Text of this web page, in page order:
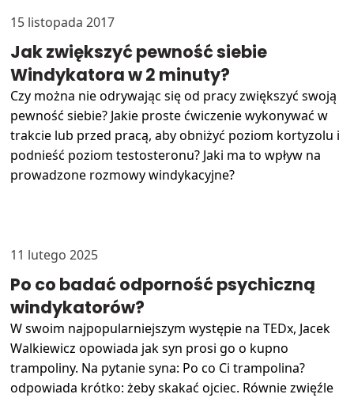
15 listopada 2017
Jak zwiększyć pewność siebie
Windykatora w 2 minuty?
Czy można nie odrywając się od pracy zwiększyć swoją
pewność siebie? Jakie proste ćwiczenie wykonywać w
trakcie lub przed pracą, aby obniżyć poziom kortyzolu i
podnieść poziom testosteronu? Jaki ma to wpływ na
prowadzone rozmowy windykacyjne?
11 lutego 2025
Po co badać odporność psychiczną
windykatorów?
W swoim najpopularniejszym występie na TEDx, Jacek
Walkiewicz opowiada jak syn prosi go o kupno
trampoliny. Na pytanie syna: Po co Ci trampolina?
odpowiada krótko: żeby skakać ojciec. Równie zwięźle